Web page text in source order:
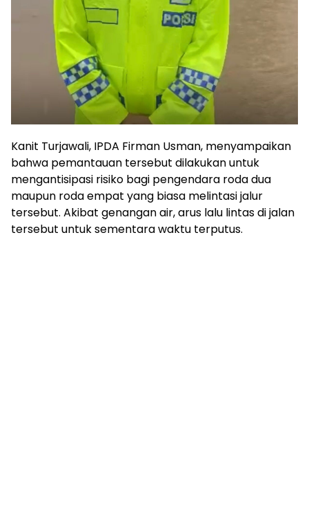
Kanit Turjawali, IPDA Firman Usman, menyampaikan
bahwa pemantauan tersebut dilakukan untuk
mengantisipasi risiko bagi pengendara roda dua
maupun roda empat yang biasa melintasi jalur
tersebut. Akibat genangan air, arus lalu lintas di jalan
tersebut untuk sementara waktu terputus.